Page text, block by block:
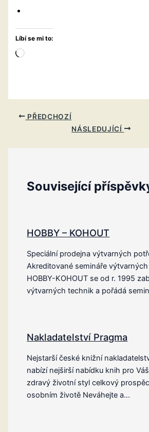
Líbí se mi to:
Načítání…
PŘEDCHOZÍ
NÁSLEDUJÍCÍ
Související
HOBBY – KOHOUT
Speciální prodejna výtvarných
Akreditované semináře
HOBBY-KOHOUT se od r. 1995
výtvarných technik a pořádá
Nakladatelství Pragma
Nejstarší české knižní
nabízí nejširší nabídku knih pro
zdravý životní styl celkový
osobním životě Neváhejte a…